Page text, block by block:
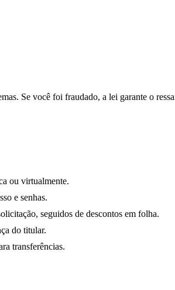
Se você foi fraudado, a lei garante o
ou virtualmente.
e senhas.
seguidos de descontos em folha.
do titular.
transferências.